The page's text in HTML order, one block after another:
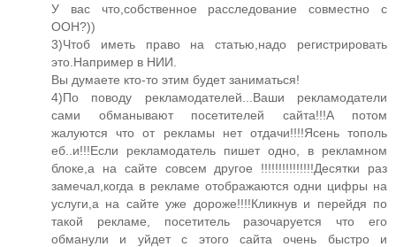
У вас что,собственное расследование совместно с
ООН?))
3)Чтоб иметь право на статью,надо регистрировать
это.Например в НИИ.
Вы думаете кто-то этим будет заниматься!
4)По поводу рекламодателей...Ваши рекламодатели
сами обманывают посетителей сайта!!!А потом
жалуются что от рекламы нет отдачи!!!!Ясень тополь
еб..и!!!Если рекламодатель пишет одно, в рекламном
блоке,а на сайте совсем другое !!!!!!!!!!!!!!!Десятки раз
замечал,когда в рекламе отображаются одни цифры на
услуги,а на сайте уже дороже!!!!Кликнув и перейдя по
такой рекламе, посетитель разочаруется что его
обманули и уйдет с этого сайта очень быстро и